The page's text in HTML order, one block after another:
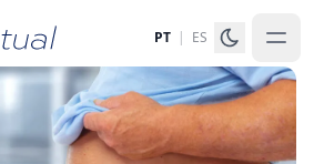
PT | ES